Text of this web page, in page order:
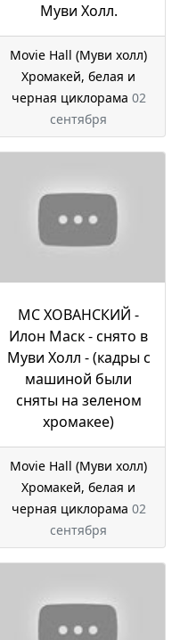
Муви Холл.
Movie Hall (Муви холл)
Хромакей, белая и
черная циклорама 02
сентября
МС ХОВАНСКИЙ -
Илон Маск - снято в
Муви Холл - (кадры с
машиной были
сняты на зеленом
хромакее)
Movie Hall (Муви холл)
Хромакей, белая и
черная циклорама 02
сентября